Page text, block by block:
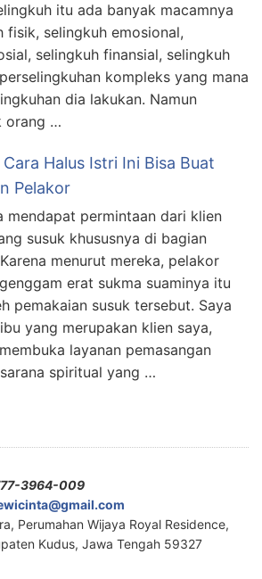
itu ada banyak macamnya
fisik, selingkuh emosional,
selingkuh finansial, selingkuh
kompleks yang mana
dia lakukan. Namun
orang …
Halus Istri Ini Bisa Buat
Pelakor
mendapat permintaan dari klien
susuk khususnya di bagian
menurut mereka, pelakor
erat sukma suaminya itu
pemakaian susuk tersebut. Saya
yang merupakan klien saya,
layanan pemasangan
spiritual yang …
3964-009
Perumahan Wijaya Royal Residence,
Kudus, Jawa Tengah 59327